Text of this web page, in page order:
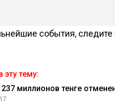
события,
эту тему:
237 миллионов тенге